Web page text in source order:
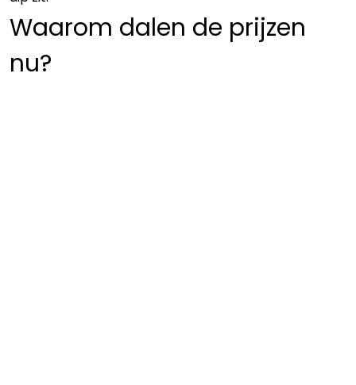
Waarom dalen de prijzen
nu?